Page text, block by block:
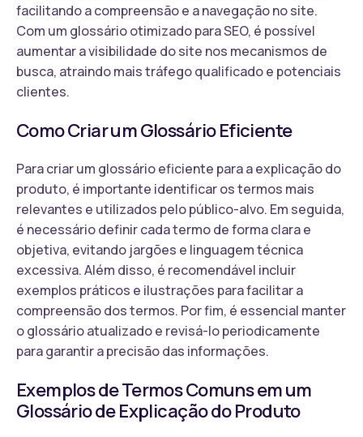
facilitando a compreensão e a navegação no site.
Com um glossário otimizado para SEO, é possível
aumentar a visibilidade do site nos mecanismos de
busca, atraindo mais tráfego qualificado e potenciais
clientes.
Como Criar um Glossário Eficiente
Para criar um glossário eficiente para a explicação do
produto, é importante identificar os termos mais
relevantes e utilizados pelo público-alvo. Em seguida,
é necessário definir cada termo de forma clara e
objetiva, evitando jargões e linguagem técnica
excessiva. Além disso, é recomendável incluir
exemplos práticos e ilustrações para facilitar a
compreensão dos termos. Por fim, é essencial manter
o glossário atualizado e revisá-lo periodicamente
para garantir a precisão das informações.
Exemplos de Termos Comuns em um
Glossário de Explicação do Produto